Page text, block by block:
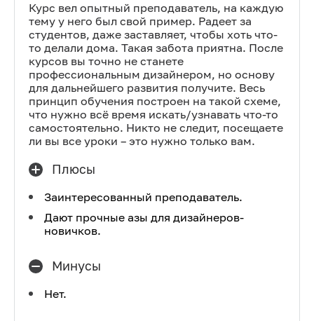
Курс вел опытный преподаватель, на каждую
тему у него был свой пример. Радеет за
студентов, даже заставляет, чтобы хоть что-
то делали дома. Такая забота приятна. После
курсов вы точно не станете
профессиональным дизайнером, но основу
для дальнейшего развития получите. Весь
принцип обучения построен на такой схеме,
что нужно всё время искать/узнавать что-то
самостоятельно. Никто не следит, посещаете
ли вы все уроки – это нужно только вам.
Плюсы
Заинтересованный преподаватель.
Дают прочные азы для дизайнеров-
новичков.
Минусы
Нет.